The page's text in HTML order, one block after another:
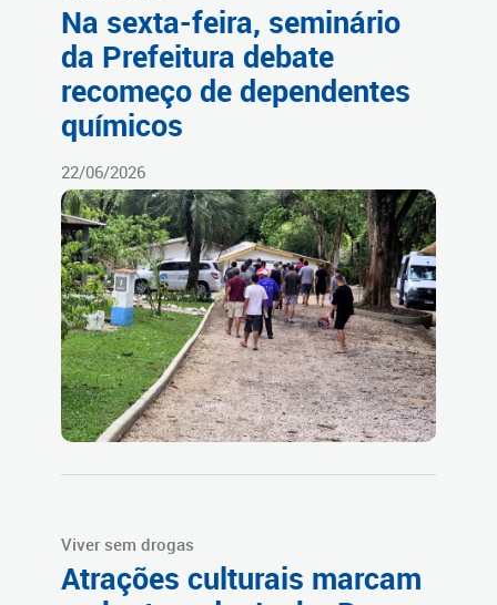
Na sexta-feira, seminário
da Prefeitura debate
recomeço de dependentes
químicos
22/06/2026
Viver sem drogas
Atrações culturais marcam